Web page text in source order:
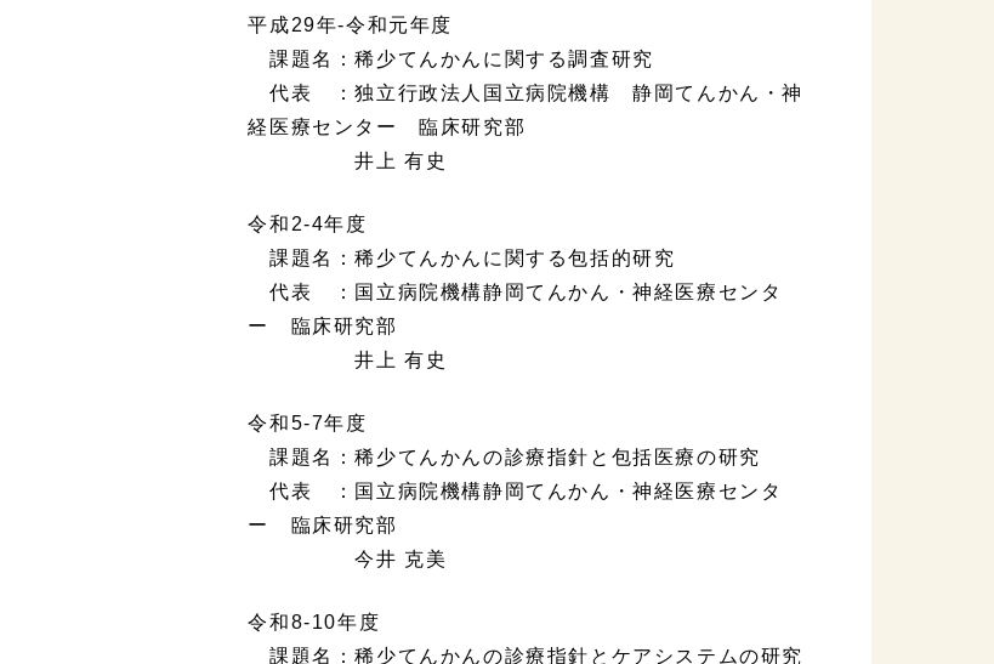
平成29年-令和元年度
課題名：稀少てんかんに関する調査研究
代表 ：独立行政法人国立病院機構 静岡てんかん・神
経医療センター 臨床研究部
井上 有史
令和2-4年度
課題名：稀少てんかんに関する包括的研究
代表 ：国立病院機構静岡てんかん・神経医療センタ
ー 臨床研究部
井上 有史
令和5-7年度
課題名：稀少てんかんの診療指針と包括医療の研究
代表 ：国立病院機構静岡てんかん・神経医療センタ
ー 臨床研究部
今井 克美
令和8-10年度
課題名：稀少てんかんの診療指針とケアシステムの研究